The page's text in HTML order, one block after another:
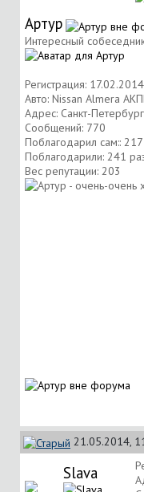
Артур
Интересный
Регистрация: 17.02.2014
Авто: Nissan Almera
Адрес: Санкт-Петербург
Сообщений: 770
Поблагодарил сам:: 217
Поблагодарили: 241
Вес репутации: 203
21.05.2014,
Slava